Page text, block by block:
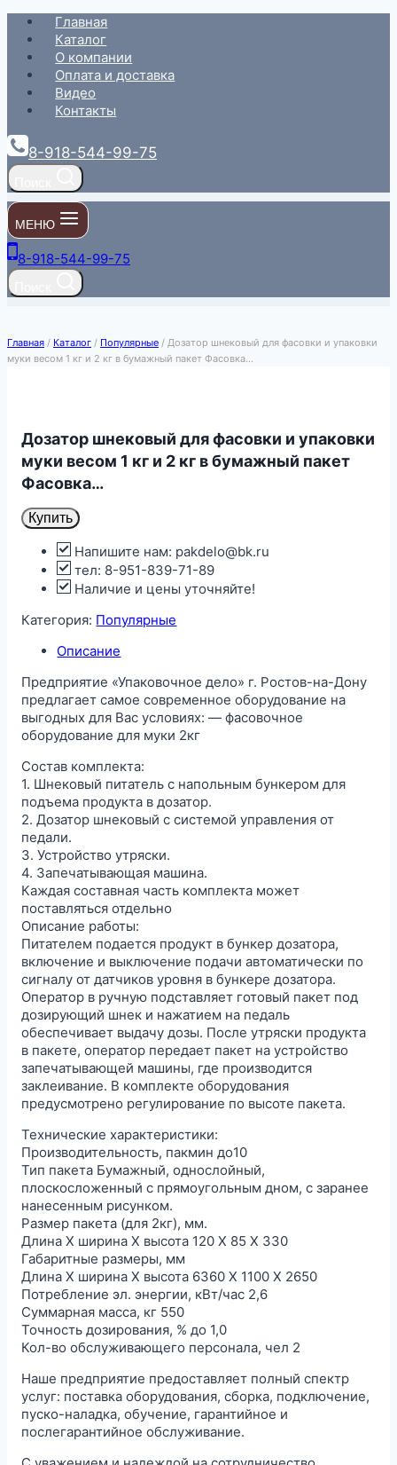
Перейти
содержимому
Главная
Каталог
О компании
Оплата и доставка
Видео
Контакты
8-918-544-99-75
МЕНЮ
8-918-544-99-75
Главная / Каталог / Популярные / Дозатор шнековый для фасовки и упаковки
муки весом 1 кг и 2 кг в бумажный пакет Фасовка…
Дозатор шнековый для фасовки и упаковки
муки весом 1 кг и 2 кг в бумажный пакет
Фасовка…
Купить
Напишите нам: pakdelo@bk.ru
тел: 8-951-839-71-89
Наличие и цены уточняйте!
Категория: Популярные
Описание
Предприятие «Упаковочное дело» г. Ростов-на-Дону
предлагает самое современное оборудование на
выгодных для Вас условиях: — фасовочное
оборудование для муки 2кг
Состав комплекта:
1. Шнековый питатель с напольным бункером для
подъема продукта в дозатор.
2. Дозатор шнековый с системой управления от
педали.
3. Устройство утряски.
4. Запечатывающая машина.
Каждая составная часть комплекта может
поставляться отдельно
Описание работы:
Питателем подается продукт в бункер дозатора,
включение и выключение подачи автоматически по
сигналу от датчиков уровня в бункере дозатора.
Оператор в ручную подставляет готовый пакет под
дозирующий шнек и нажатием на педаль
обеспечивает выдачу дозы. После утряски продукта
в пакете, оператор передает пакет на устройство
запечатывающей машины, где производится
заклеивание. В комплекте оборудования
предусмотрено регулирование по высоте пакета.
Технические характеристики:
Производительность, пакмин до10
Тип пакета Бумажный, однослойный,
плоскосложенный с прямоугольным дном, с заранее
нанесенным рисунком.
Размер пакета (для 2кг), мм.
Длина Х ширина Х высота 120 Х 85 Х 330
Габаритные размеры, мм
Длина Х ширина Х высота 6360 Х 1100 Х 2650
Потребление эл. энергии, кВт/час 2,6
Суммарная масса, кг 550
Точность дозирования, % до 1,0
Кол-во обслуживающего персонала, чел 2
Наше предприятие предоставляет полный спектр
услуг: поставка оборудования, сборка, подключение,
пуско-наладка, обучение, гарантийное и
послегарантийное обслуживание.